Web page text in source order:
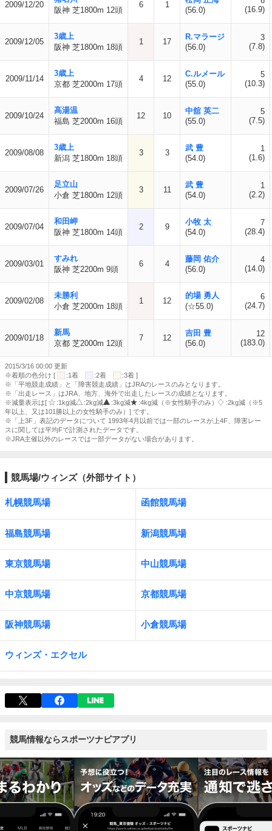
2009/12/20
阪神 芝1800m 12頭
6 1
(56.0)
(16.9)
2009/12/05
3歳上
阪神 芝1800m 18頭
1 17
R.マラージ
(56.0)
3
(7.8)
2009/11/14
3歳上
京都 芝2000m 17頭
4 12
C.ルメール
(55.0)
5
(10.3)
2009/10/24
高湯温
福島 芝2000m 16頭
12 10
中舘 英二
(55.0)
5
(7.5)
2009/08/08
3歳上
新潟 芝1800m 18頭
3 3
武 豊
(54.0)
1
(1.6)
2009/07/26
足立山
小倉 芝1800m 12頭
3 11
武 豊
(54.0)
1
(2.2)
2009/07/04
和田岬
阪神 芝1800m 14頭
2 9
小牧 太
(54.0)
7
(28.4)
2009/03/01
すみれ
阪神 芝2200m 9頭
6 4
藤岡 佑介
(56.0)
4
(14.0)
2009/02/08
未勝利
小倉 芝2000m 18頭
1 12
的場 勇人
(☆55.0)
6
(24.7)
2009/01/18
新馬
京都 芝2000m 12頭
7 12
吉田 豊
(56.0)
12
(183.0)
2015/3/16 00:00 更新
※着順の色分け [
:1着 :2着
:3着 ]
※「平地競走成績」と「障害競走成績」はJRAのレースのみとなります。
※「出走レース」はJRA、地方、海外で出走したレースの成績となります。
※減量表示は[
:1kg減 :2kg減 :3kg減 :4kg減（※女性騎手のみ）
:2kg減（※5
年以上、又は101勝以上の女性騎手のみ）] です。
※「上3F」表記のデータについて 1993年4月以前では一部のレースが上4F、障害レー
スに関しては平均Fで計測されたデータです。
※JRA主催以外のレースでは一部データがない場合があります。
競馬場/ウィンズ（外部サイト）
札幌競馬場 函館競馬場
福島競馬場 新潟競馬場
東京競馬場 中山競馬場
中京競馬場 京都競馬場
阪神競馬場 小倉競馬場
ウィンズ・エクセル
競馬情報ならスポーツナビアプリ